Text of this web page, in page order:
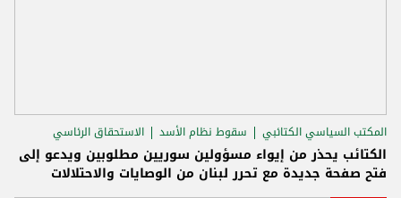
المكتب السياسي الكتائبي سقوط نظام الأسد الاستحقاق الرئاسي
الكتائب يحذر من إيواء مسؤولين سوريين مطلوبين ويدعو إلى
فتح صفحة جديدة مع تحرر لبنان من الوصايات والاحتلالات